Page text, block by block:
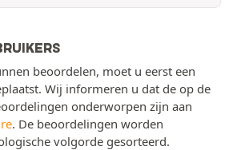
beoordelen, moet u eerst een
Wij informeren u dat de op de
onderworpen zijn aan
. De beoordelingen worden
volgorde gesorteerd.